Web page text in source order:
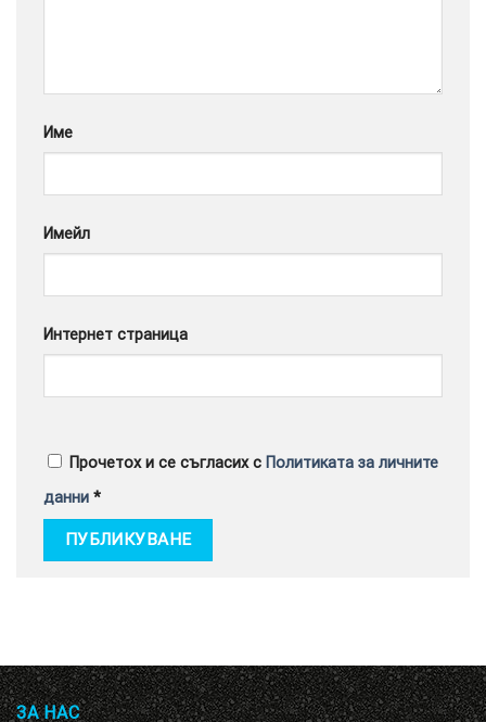
Име
Имейл
Интернет страница
Прочетох и се съгласих с Политиката за личните
данни *
ЗА НАС